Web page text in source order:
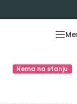
Nema na stanju